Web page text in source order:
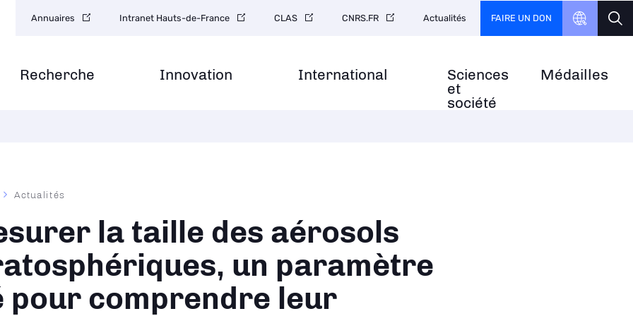
Recherche Innovation International
Sciences
et
société
Médailles
secondaire
Annuaires Intranet Hauts-de-France CLAS CNRS.FR Actualités FAIRE UN DON
Actualités
la taille des aérosols
un paramètre
pour comprendre leur